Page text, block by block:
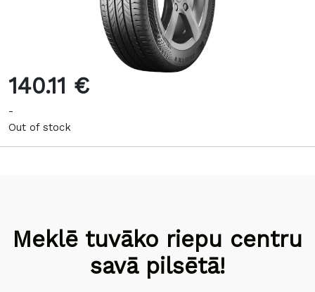
140.11 €
-
Out of stock
Meklē tuvāko riepu centru
savā pilsētā!